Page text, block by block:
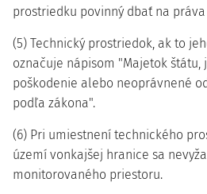
prostriedku povinný dbať na
(5) Technický prostriedok, ak to
označuje nápisom "Majetok štátu,
poškodenie alebo neoprávnené
podľa zákona".
(6) Pri umiestnení technického
území vonkajšej hranice sa
monitorovaného priestoru.